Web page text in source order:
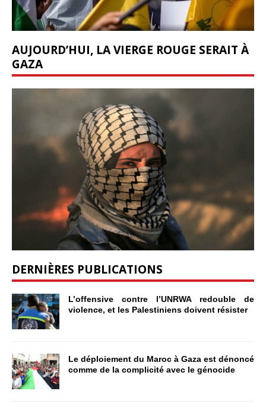
AUJOURD’HUI, LA VIERGE ROUGE SERAIT À
GAZA
DERNIÈRES PUBLICATIONS
L’offensive contre l’UNRWA redouble de
violence, et les Palestiniens doivent résister
Le déploiement du Maroc à Gaza est dénoncé
comme de la complicité avec le génocide